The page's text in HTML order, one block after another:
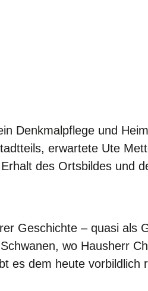
Denkmalpflege und
erwartete Ute
des Ortsbildes und
Geschichte – quasi als
wo Hausherr
es dem heute vorbildlich